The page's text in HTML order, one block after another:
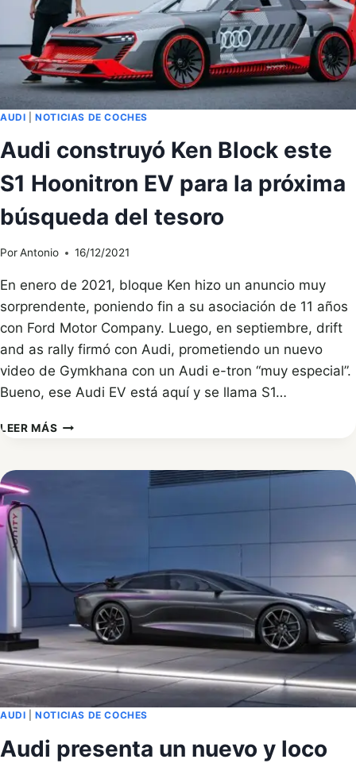
AUDI |NOTICIAS DE COCHES
Audi construyó Ken Block este
S1 Hoonitron EV para la próxima
búsqueda del tesoro
PorAntonio 16/12/2021
En enero de 2021, bloque Ken hizo un anuncio muy
sorprendente, poniendo fin a su asociación de 11 años
con Ford Motor Company. Luego, en septiembre, drift
and as rally firmó con Audi, prometiendo un nuevo
video de Gymkhana con un Audi e-tron “muy especial”.
Bueno, ese Audi EV está aquí y se llama S1…
LEER MÁS AUDI
BLOCK
LA
PRÓXIMA
BÚSQUEDA
DEL
TESORO
AUDI |NOTICIAS DE COCHES
Audi presenta un nuevo y loco